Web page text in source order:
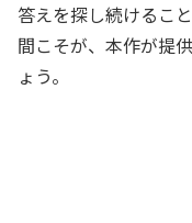
答えを探し続けるこ
間こそが、本作が提
ょう。